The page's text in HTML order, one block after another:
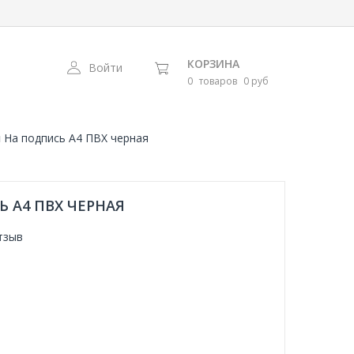
Войти КОРЗИНА
0 товаров 0 руб
На подпись А4 ПВХ черная
А4 ПВХ ЧЕРНАЯ